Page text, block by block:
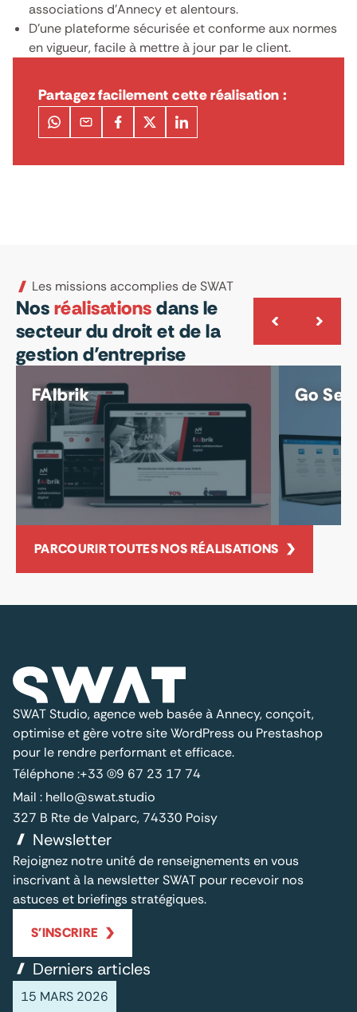
associations d’Annecy et alentours.
D’une plateforme sécurisée et conforme aux normes
en vigueur, facile à mettre à jour par le client.
Partagez facilement cette réalisation :
Les missions accomplies de SWAT
Nosréalisationsdans le
secteur du droit et de la
gestion d’entreprise
FAIbrik Go
PARCOURIR TOUTES NOS RÉALISATIONS
SWAT Studio, agence web basée à Annecy, conçoit,
optimise et gère votre site WordPress ou Prestashop
pour le rendre performant et efficace.
Téléphone :+33 (0)9 67 23 17 74
Mail : hello@swat.studio
327 B Rte de Valparc, 74330 Poisy
Newsletter
Rejoignez notre unité de renseignements en vous
inscrivant à la newsletter SWAT pour recevoir nos
astuces et briefings stratégiques.
S'INSCRIRE
Derniers articles
15 MARS 2026